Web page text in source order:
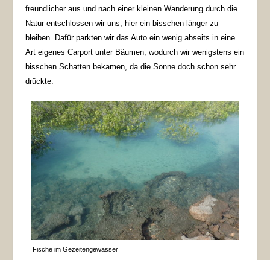
freundlicher aus und nach einer kleinen Wanderung durch die
Natur entschlossen wir uns, hier ein bisschen länger zu
bleiben. Dafür parkten wir das Auto ein wenig abseits in eine
Art eigenes Carport unter Bäumen, wodurch wir wenigstens ein
bisschen Schatten bekamen, da die Sonne doch schon sehr
drückte.
Fische im Gezeitengewässer